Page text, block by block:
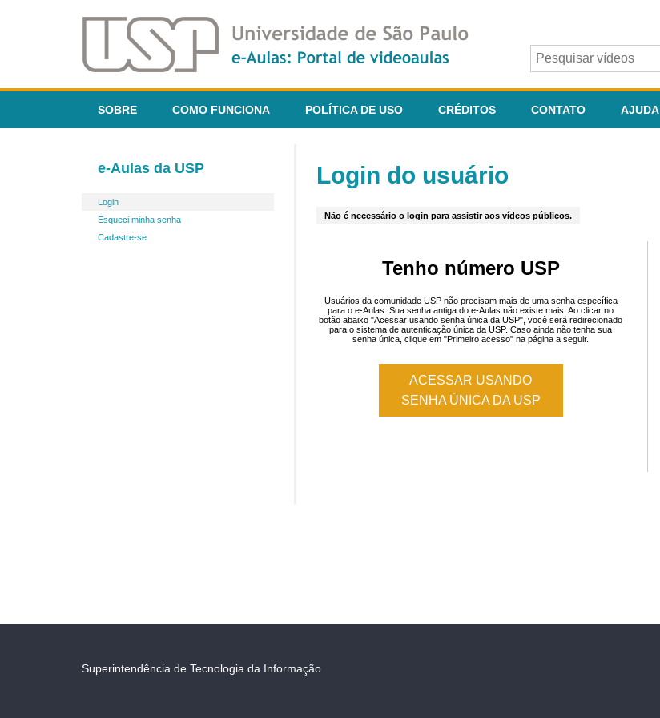
SOBRE COMO FUNCIONA POLÍTICA DE USO CRÉDITOS CONTATO AJUDA
e-Aulas da USP
Login
Esqueci minha senha
Cadastre-se
Login do usuário
Não é necessário o login para assistir aos vídeos públicos.
Tenho número USP
Usuários da comunidade USP não precisam mais de uma senha específica
para o e-Aulas. Sua senha antiga do e-Aulas não existe mais. Ao clicar no
botão abaixo "Acessar usando senha única da USP", você será redirecionado
para o sistema de autenticação única da USP. Caso ainda não tenha sua
senha única, clique em "Primeiro acesso" na página a seguir.
ACESSAR USANDO
SENHA ÚNICA DA USP
Superintendência de Tecnologia da Informação